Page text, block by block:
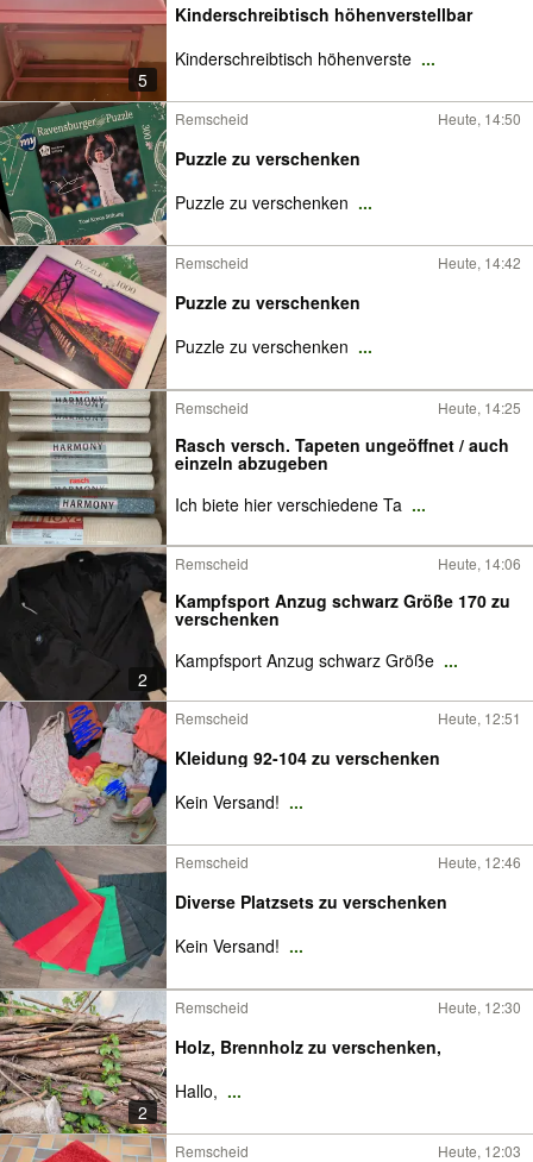
5
Kinderschreibtisch höhenverstellbar
Kinderschreibtisch höhenverste ...
Remscheid Heute, 14:50
Puzzle zu verschenken
Puzzle zu verschenken ...
Remscheid Heute, 14:42
Puzzle zu verschenken
Puzzle zu verschenken ...
Remscheid Heute, 14:25
Rasch versch. Tapeten ungeöffnet / auch
einzeln abzugeben
Ich biete hier verschiedene Ta ...
2
Remscheid Heute, 14:06
Kampfsport Anzug schwarz Größe 170 zu
verschenken
Kampfsport Anzug schwarz Größe ...
Remscheid Heute, 12:51
Kleidung 92-104 zu verschenken
Kein Versand! ...
Remscheid Heute, 12:46
Diverse Platzsets zu verschenken
Kein Versand! ...
2
Remscheid Heute, 12:30
Holz, Brennholz zu verschenken,
Hallo, ...
Remscheid Heute, 12:03